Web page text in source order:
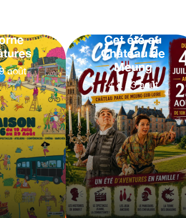
août
Cet été au
Château de
Meung
4 & 23 août